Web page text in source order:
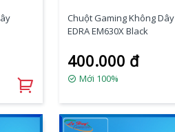
Chuột Gaming Không Dây
EDRA EM630X Black
400.000 đ
Mới 100%